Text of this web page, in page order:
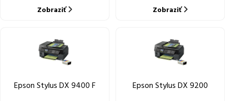
Zobraziť Zobraziť
Epson Stylus DX 9400 F Epson Stylus DX 9200